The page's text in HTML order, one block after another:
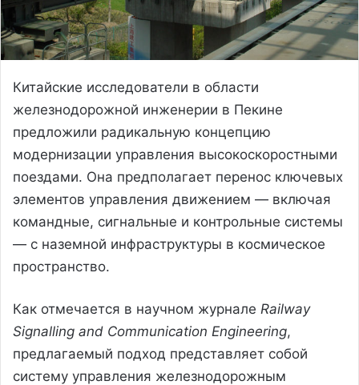
Китайские исследователи в области
железнодорожной инженерии в Пекине
предложили радикальную концепцию
модернизации управления высокоскоростными
поездами. Она предполагает перенос ключевых
элементов управления движением — включая
командные, сигнальные и контрольные системы
— с наземной инфраструктуры в космическое
пространство.
Как отмечается в научном журнале Railway
Signalling and Communication Engineering,
предлагаемый подход представляет собой
систему управления железнодорожным